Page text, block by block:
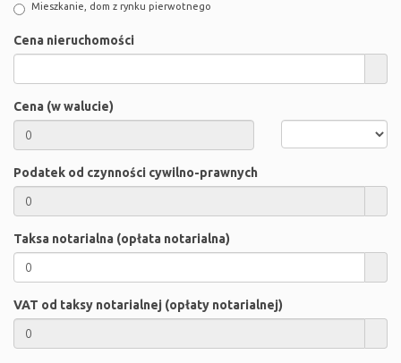
Mieszkanie, dom z rynku pierwotnego
Cena nieruchomości
Cena (w walucie)
Podatek od czynności cywilno-prawnych
Taksa notarialna (opłata notarialna)
VAT od taksy notarialnej (opłaty notarialnej)